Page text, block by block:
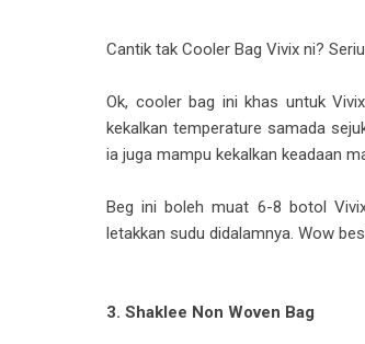
Cantik tak Cooler Bag Vivix ni?
Ok, cooler bag ini khas untuk
kekalkan temperature samada
ia juga mampu kekalkan keadaan
Beg ini boleh muat 6-8 botol
letakkan sudu didalamnya. Wow
3. Shaklee Non Woven Bag